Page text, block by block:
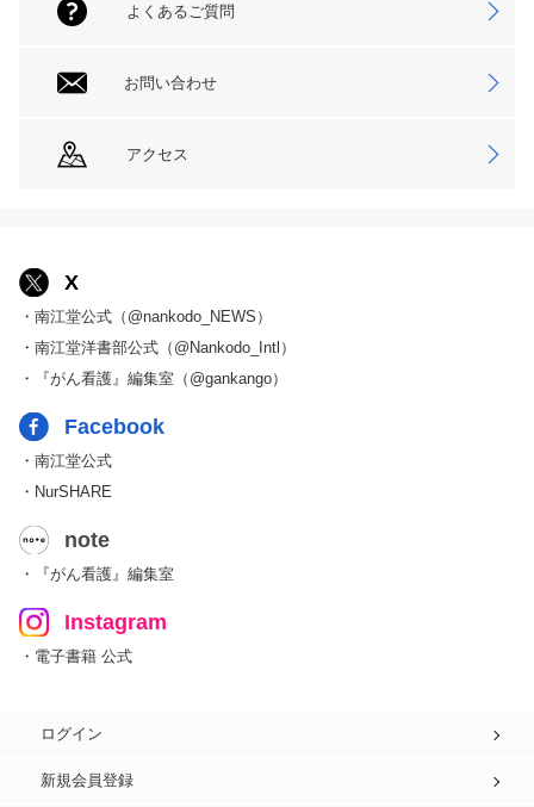
よくあるご質問
お問い合わせ
アクセス
X
・南江堂公式（@nankodo_NEWS）
・南江堂洋書部公式（@Nankodo_Intl）
・『がん看護』編集室（@gankango）
Facebook
・南江堂公式
・NurSHARE
note
・『がん看護』編集室
Instagram
・電子書籍 公式
ログイン
新規会員登録